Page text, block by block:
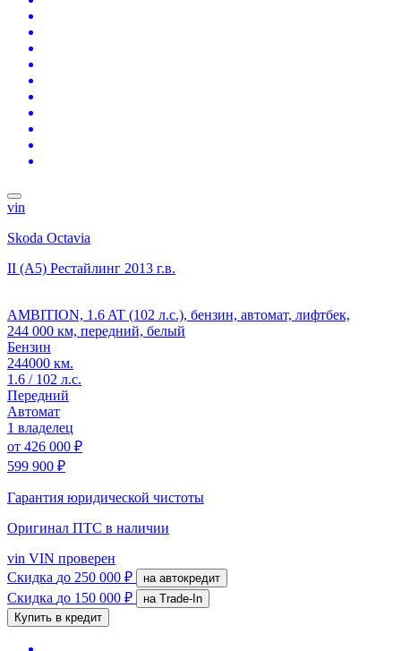
vin
Skoda Octavia
II (A5) Рестайлинг 2013 г.в.
AMBITION, 1.6 AT (102 л.с.), бензин, автомат, лифтбек,
244 000 км, передний, белый
Бензин
244000 км.
1.6 / 102 л.с.
Передний
Автомат
1 владелец
от 426 000 ₽
599 900 ₽
Гарантия юридической чистоты
Оригинал ПТС в наличии
vin VIN проверен
Скидка до 250 000 ₽ на автокредит
Скидка до 150 000 ₽
на Trade-In
Купить в кредит